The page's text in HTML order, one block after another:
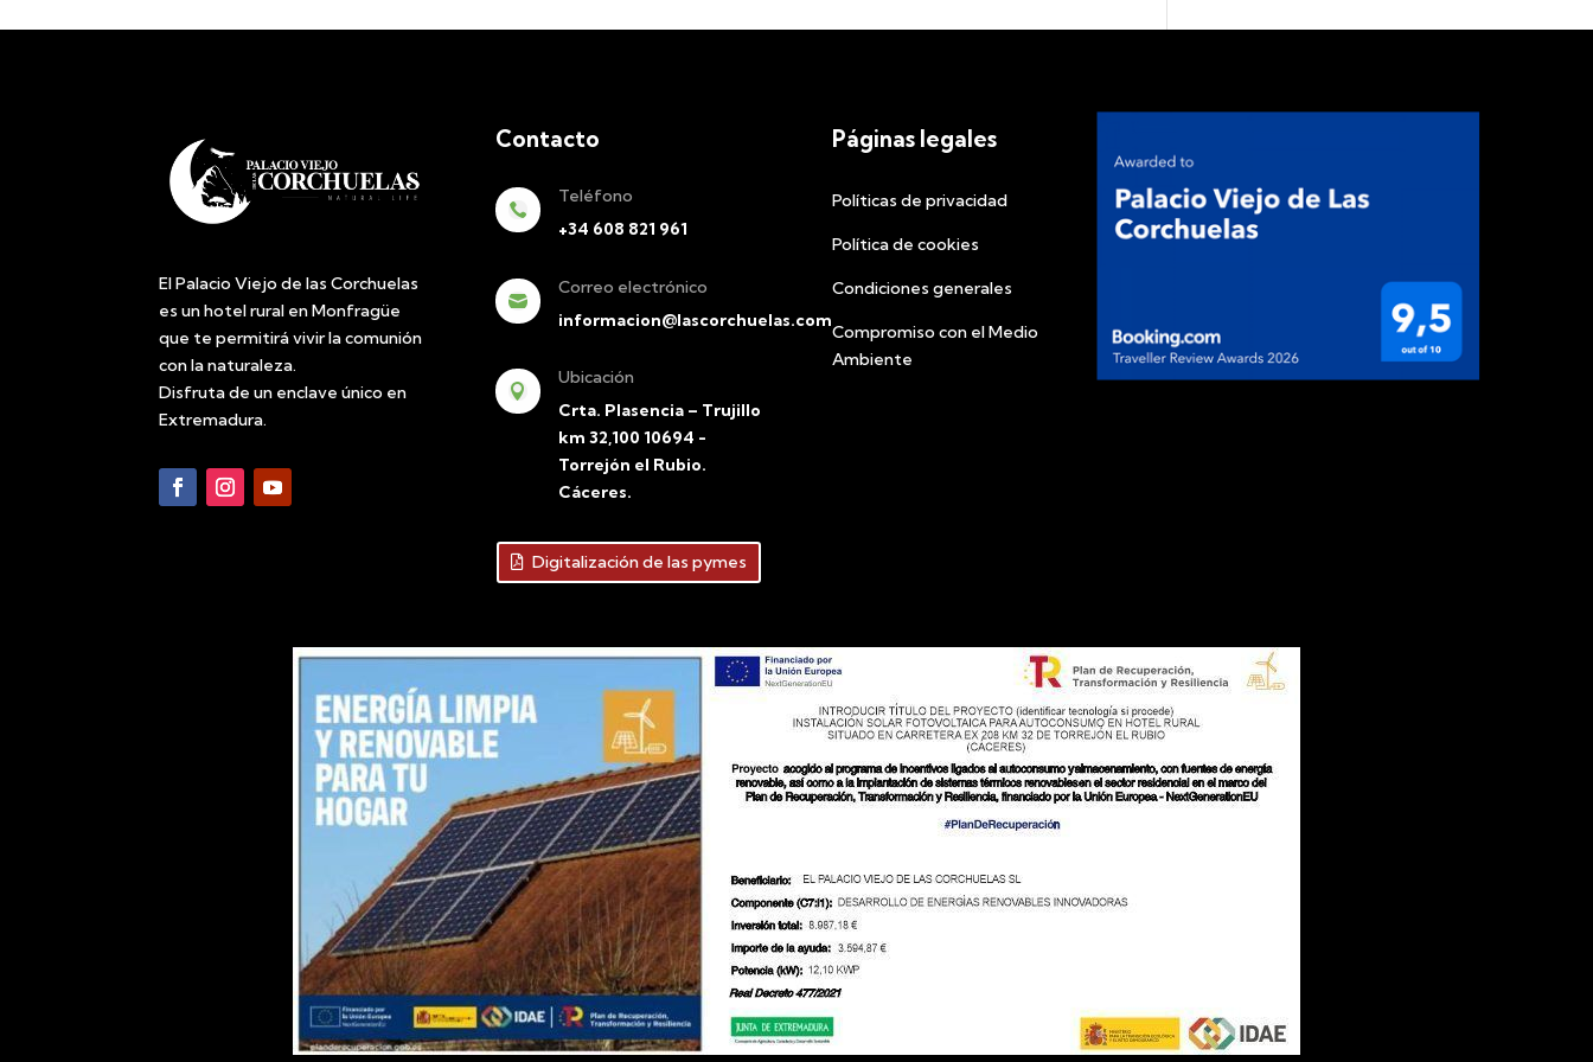
El Palacio Viejo de las Corchuelas
es un hotel rural en Monfragüe
que te permitirá vivir la comunión
con la naturaleza.
Disfruta de un enclave único en
Extremadura.
Contacto

Teléfono
+34 608 821 961

Correo electrónico
informacion@lascorchuelas.com

Ubicación
Crta. Plasencia – Trujillo
km 32,100 10694 -
Torrejón el Rubio.
Cáceres.
Digitalización de las pymes
Páginas legales
Políticas de privacidad
Política de cookies
Condiciones generales
Compromiso con el Medio
Ambiente